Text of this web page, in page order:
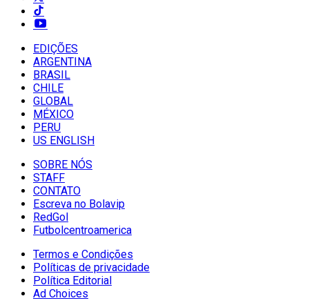
EDIÇÕES
ARGENTINA
BRASIL
CHILE
GLOBAL
MÉXICO
PERU
US ENGLISH
SOBRE NÓS
STAFF
CONTATO
Escreva no Bolavip
RedGol
Futbolcentroamerica
Termos e Condições
Políticas de privacidade
Política Editorial
Ad Choices